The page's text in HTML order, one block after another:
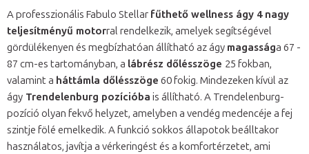
A professzionális Fabulo Stellar fűthető wellness ágy 4 nagy
teljesítményű motorral rendelkezik, amelyek segítségével
gördülékenyen és megbízhatóan állítható az ágy magassága 67 -
87 cm-es tartományban, a lábrész dőlésszöge 25 fokban,
valamint a háttámla dőlésszöge 60 fokig. Mindezeken kívül az
ágy Trendelenburg pozícióba is állítható. A Trendelenburg-
pozíció olyan fekvő helyzet, amelyben a vendég medencéje a fej
szintje fölé emelkedik. A funkció sokkos állapotok beálltakor
használatos, javítja a vérkeringést és a komfortérzetet, ami